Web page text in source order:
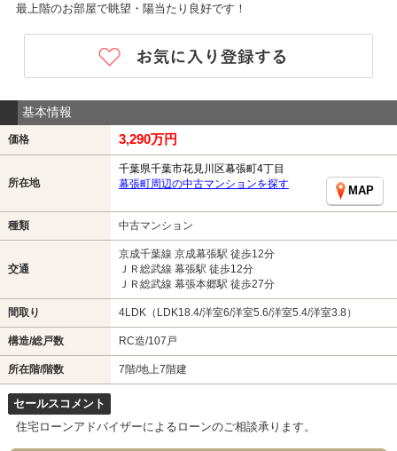
最上階のお部屋で眺望・陽当たり良好です！
基本情報
価格 3,290万円
所在地
千葉県千葉市花見川区幕張町4丁目
幕張町周辺の中古マンションを探す
MAP
種類 中古マンション
交通
京成千葉線 京成幕張駅 徒歩12分
ＪＲ総武線 幕張駅 徒歩12分
ＪＲ総武線 幕張本郷駅 徒歩27分
間取り 4LDK（LDK18.4/洋室6/洋室5.6/洋室5.4/洋室3.8）
構造/総戸数 RC造/107戸
所在階/階数 7階/地上7階建
セールスコメント
住宅ローンアドバイザーによるローンのご相談承ります。